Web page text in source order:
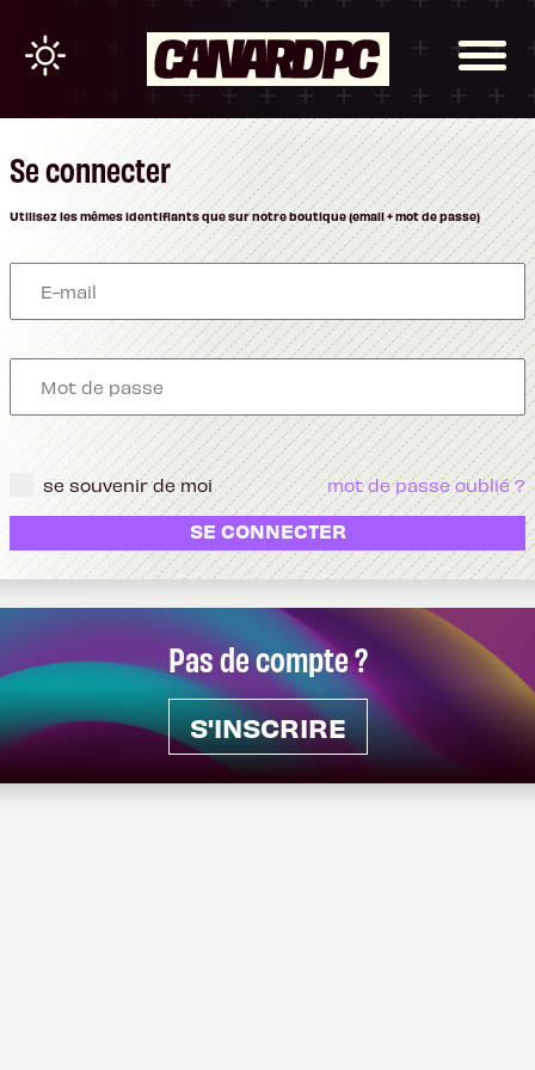
Pas de compte ?
S'INSCRIRE
Se connecter
Utilisez les mêmes identifiants que sur notre boutique (email + mot de passe)
se souvenir de moi mot de passe oublié ?
SE CONNECTER